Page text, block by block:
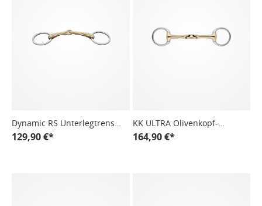
Dynamic RS Unterlegtrense,
einfach gebrochen
129,90 €*
KK ULTRA Olivenkopf-
Unterlegtrense 14 mm
164,90 €*